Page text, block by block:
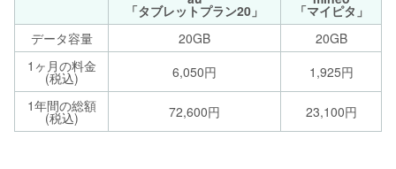
「タブレットプラン20」
「マイピタ」
データ容量
20GB
20GB
1ヶ月の料金
(税込) 6,050円
1,925円
1年間の総額
(税込) 72,600円 23,100円